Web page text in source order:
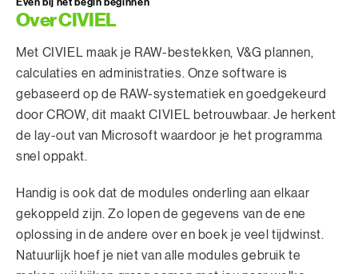
Over CIVIEL
Met CIVIEL maak je RAW-bestekken, V&G plannen,
calculaties en administraties. Onze software is
gebaseerd op de RAW-systematiek en goedgekeurd
door CROW, dit maakt CIVIEL betrouwbaar. Je herkent
de lay-out van Microsoft waardoor je het programma
snel oppakt.
Handig is ook dat de modules onderling aan elkaar
gekoppeld zijn. Zo lopen de gegevens van de ene
oplossing in de andere over en boek je veel tijdwinst.
Natuurlijk hoef je niet van alle modules gebruik te